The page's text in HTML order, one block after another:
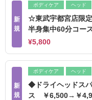
新
規
ボディケア ヘッド
☆東武宇都宮店限
半身集中60分コー
¥5,800
新
規
ボディケア ヘッド
◆ドライヘッドス
ス ￥6,500→￥